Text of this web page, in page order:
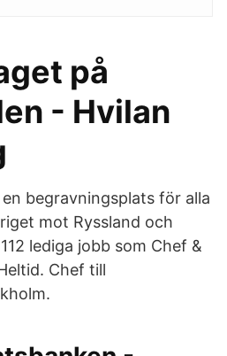
på
- Hvilan
begravningsplats för alla
mot Ryssland och
lediga jobb som Chef &
Chef till